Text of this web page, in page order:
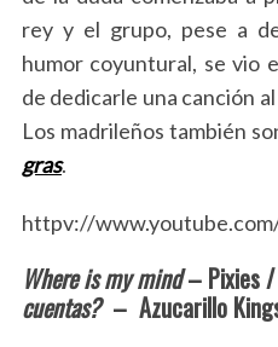
rey y el grupo, pese a
humor coyuntural, se vio
de dedicarle una canción
Los madrileños también
gras.
httpv://
Where is my mind– Pixies /
cuentas? – Azucarillo